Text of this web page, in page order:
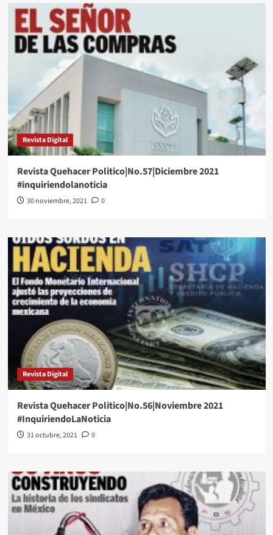
Revista Digital
Revista Quehacer Politico|No.57|Diciembre 2021
#inquiriendolanoticia
30 noviembre, 2021 0
Revista Digital
Revista Quehacer Politico|No.56|Noviembre 2021
#InquiriendoLaNoticia
31 octubre, 2021 0